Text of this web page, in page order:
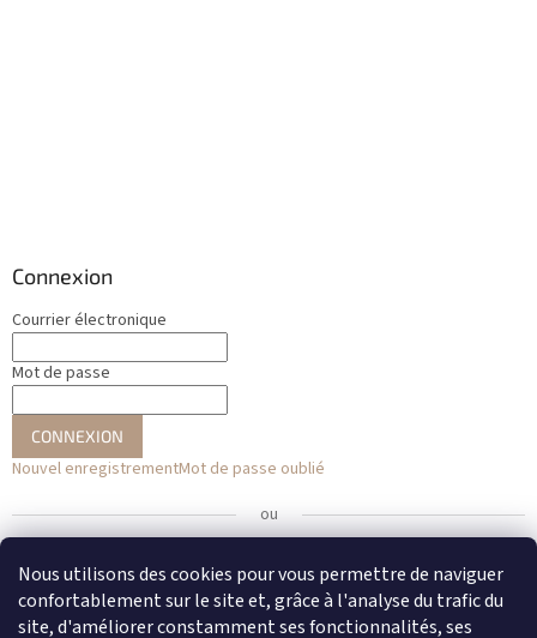
Nous utilisons des cookies pour vous permettre de naviguer
confortablement sur le site et, grâce à l'analyse du trafic du
site, d'améliorer constamment ses fonctionnalités, ses
Connexion
Courrier électronique
Mot de passe
CONNEXION
Nouvel enregistrementMot de passe oublié
ou
Se connecter avec Facebook
Se connecter avec Google